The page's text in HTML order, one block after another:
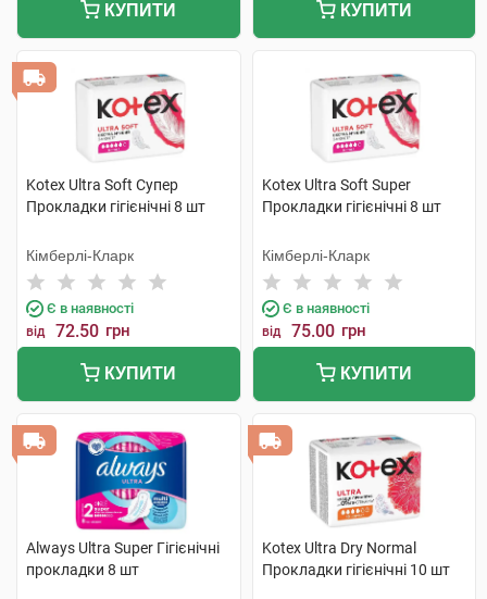
КУПИТИ КУПИТИ
Kotex Ultra Soft Супер
Прокладки гігієнічні 8 шт
Кімберлі-Кларк
Є в наявності
від 72.50 грн
КУПИТИ
Kotex Ultra Soft Super
Прокладки гігієнічні 8 шт
Кімберлі-Кларк
Є в наявності
від 75.00 грн
КУПИТИ
Always Ultra Super Гігієнічні
прокладки 8 шт
Kotex Ultra Dry Normal
Прокладки гігієнічні 10 шт